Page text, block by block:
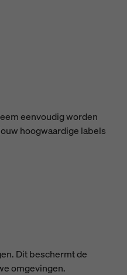
eenvoudig worden
hoogwaardige labels
Dit beschermt de
omgevingen.